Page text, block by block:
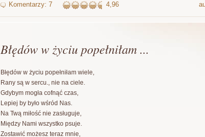
4,96
Błędów w życiu popełniłam ...
Błędów w życiu popełniłam wiele,
Rany są w sercu., nie na ciele.
Gdybym mogła cofnąć czas,
Lepiej by było wśród Nas.
Na Twą miłość nie zasługuje,
Między Nami wszystko psuje.
Zostawić możesz teraz mnie,